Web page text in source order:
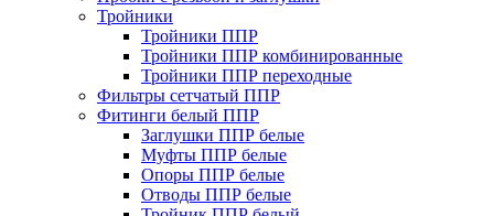
Тройники
Тройники ППР
Тройники ППР комбинированные
Тройники ППР переходные
Фильтры сетчатый ППР
Фитинги белый ППР
Заглушки ППР белые
Муфты ППР белые
Опоры ППР белые
Отводы ППР белые